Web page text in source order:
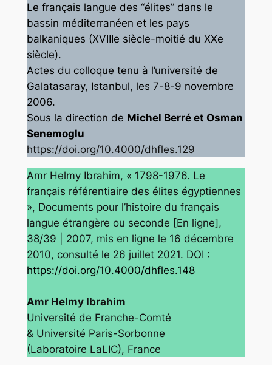
Le français langue des “élites” dans le
bassin méditerranéen et les pays
balkaniques (XVIIIe siècle-moitié du XXe
siècle).
Actes du colloque tenu à l’université de
Galatasaray, Istanbul, les 7-8-9 novembre
2006.
Sous la direction de Michel Berré et Osman
Senemoglu
https://doi.org/10.4000/dhfles.129
Amr Helmy Ibrahim, « 1798-1976. Le
français référentiaire des élites égyptiennes
», Documents pour l’histoire du français
langue étrangère ou seconde [En ligne],
38/39 | 2007, mis en ligne le 16 décembre
2010, consulté le 26 juillet 2021. DOI :
https://doi.org/10.4000/dhfles.148
Amr Helmy Ibrahim
Université de Franche-Comté
& Université Paris-Sorbonne
(Laboratoire LaLIC), France